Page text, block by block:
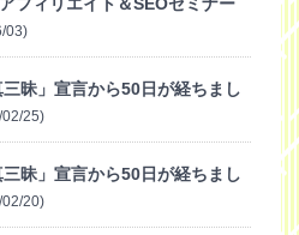
03)
三昧」宣言から50日が経ちまし
25)
三昧」宣言から50日が経ちまし
20)